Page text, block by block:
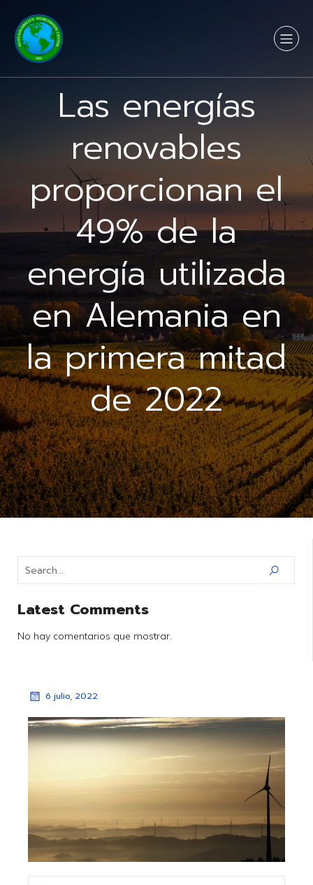
Las energías
renovables
proporcionan el
49% de la
energía utilizada
en Alemania en
la primera mitad
de 2022
Latest Comments
No hay comentarios que mostrar.
6 julio, 2022